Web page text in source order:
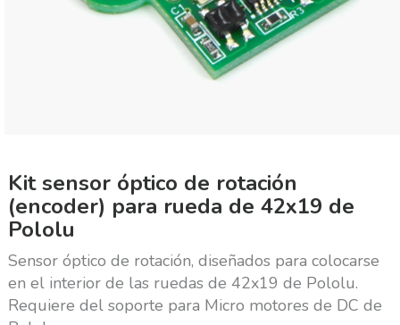
Kit sensor óptico de rotación
(encoder) para rueda de 42x19 de
Pololu
Sensor óptico de rotación, diseñados para colocarse
en el interior de las ruedas de 42x19 de Pololu.
Requiere del soporte para Micro motores de DC de